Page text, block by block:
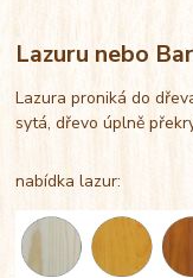
Lazuru nebo
Lazura proniká do
sytá, dřevo úplně
nabídka lazur: